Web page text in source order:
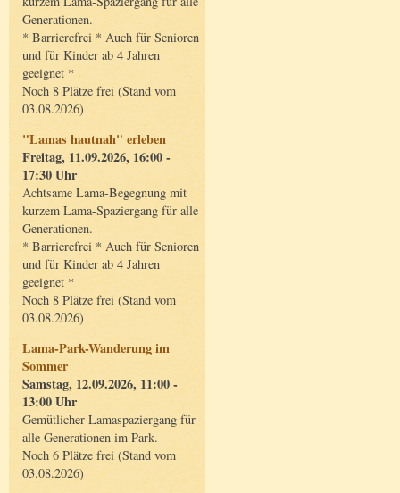
Generationen.
* Barrierefrei * Auch für Senioren
und für Kinder ab 4 Jahren
geeignet *
Noch 8 Plätze frei (Stand vom
03.08.2026)
"Lamas hautnah" erleben
Freitag, 11.09.2026, 16:00 -
17:30 Uhr
Achtsame Lama-Begegnung mit
kurzem Lama-Spaziergang für alle
Generationen.
* Barrierefrei * Auch für Senioren
und für Kinder ab 4 Jahren
geeignet *
Noch 8 Plätze frei (Stand vom
03.08.2026)
Lama-Park-Wanderung im
Sommer
Samstag, 12.09.2026, 11:00 -
13:00 Uhr
Gemütlicher Lamaspaziergang für
alle Generationen im Park.
Noch 6 Plätze frei (Stand vom
03.08.2026)